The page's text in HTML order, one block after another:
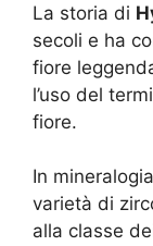
La storia di
secoli e ha
fiore
l’uso del
fiore.
In
varietà di
alla classe